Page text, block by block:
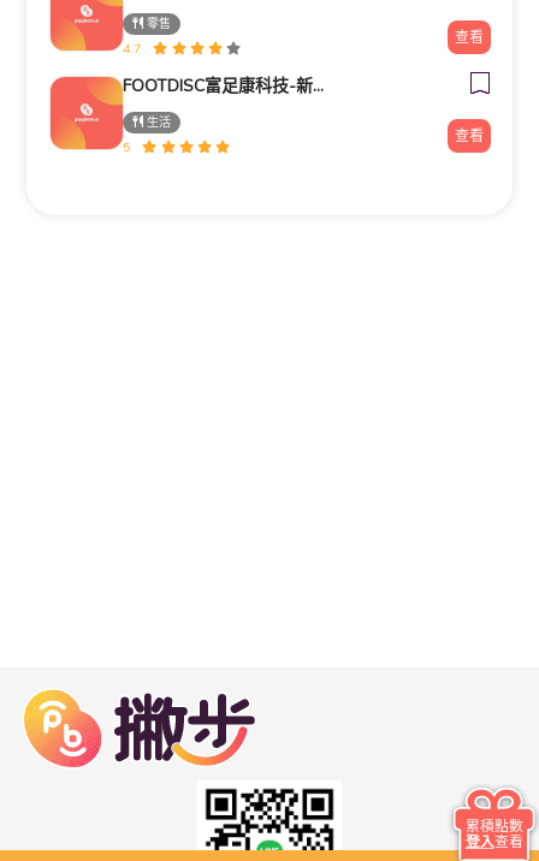
零售
4.7
查看
FOOTDISC富足康科技-新光三越-桃園站前店
生活
5
查看
累積點數
登入查看